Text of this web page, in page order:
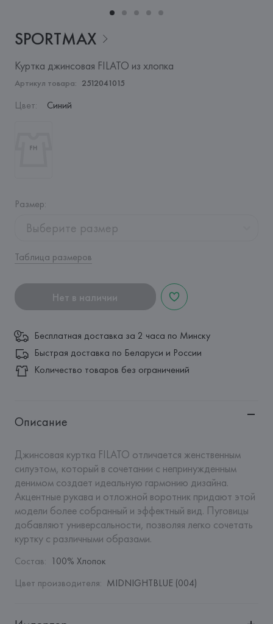
SPORTMAX
Куртка джинсовая FILATO из хлопка
Артикул товара: 2512041015
Цвет: Синий
Размер:
Выберите размер
Таблица размеров
Нет в наличии
Бесплатная доставка за 2 часа по Минску
Быстрая доставка по Беларуси и России
Количество товаров без ограничений
Описание
Джинсовая куртка FILATO отличается женственным
силуэтом, который в сочетании с непринужденным
денимом создает идеальную гармонию дизайна.
Акцентные рукава и отложной воротник придают этой
модели более собранный и эффектный вид. Пуговицы
добавляют универсальности, позволяя легко сочетать
куртку с различными образами.
Состав: 100% Хлопок
Цвет производителя: MIDNIGHTBLUE (004)